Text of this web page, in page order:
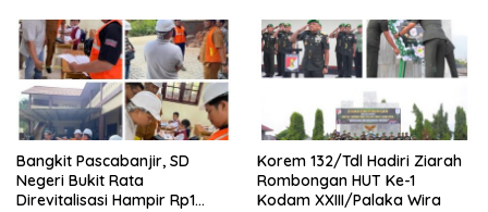
Bangkit Pascabanjir, SD
Negeri Bukit Rata
Direvitalisasi Hampir Rp1
Korem 132/Tdl Hadiri Ziarah
Rombongan HUT Ke-1
Kodam XXIII/Palaka Wira